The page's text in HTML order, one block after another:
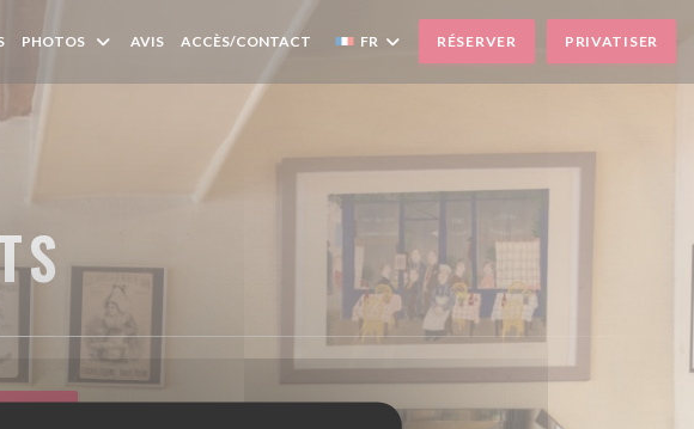
PHOTOS AVIS ACCÈS/CONTACT FR RÉSERVER PRIVATISER